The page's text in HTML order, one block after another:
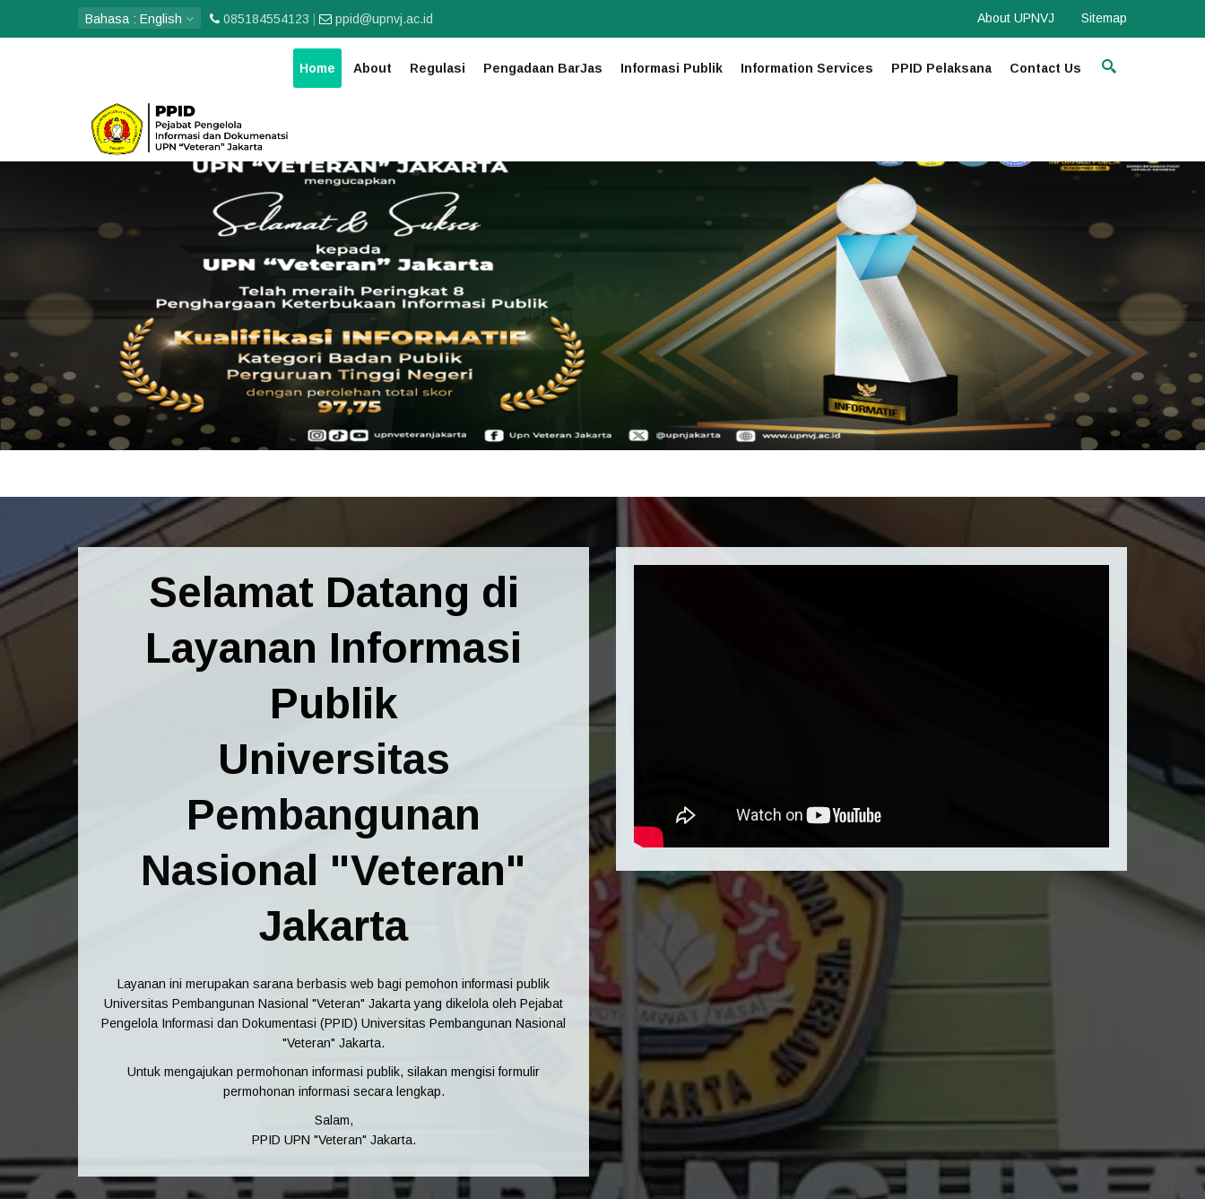
Bahasa : English 085184554123 ppid@upnvj.ac.id About UPNVJ Sitemap
Home About Regulasi Pengadaan BarJas Informasi Publik Information Services PPID Pelaksana Contact Us
Selamat Datang di
Layanan Informasi
Publik
Universitas
Pembangunan
Nasional "Veteran"
Jakarta
Layanan ini merupakan sarana berbasis web bagi pemohon informasi publik
Universitas Pembangunan Nasional "Veteran" Jakarta yang dikelola oleh Pejabat
Pengelola Informasi dan Dokumentasi (PPID) Universitas Pembangunan Nasional
"Veteran" Jakarta.
Untuk mengajukan permohonan informasi publik, silakan mengisi formulir
permohonan informasi secara lengkap.
Salam,
PPID UPN "Veteran" Jakarta.